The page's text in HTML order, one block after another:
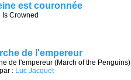
est couronnée
Is Crowned
de l'empereur
de l'empereur (March of the Penguins)
: Luc Jacquet